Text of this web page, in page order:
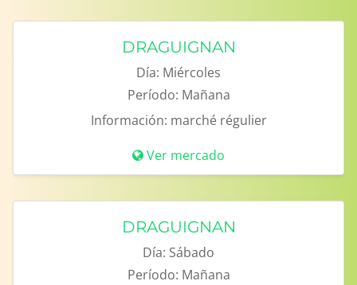
DRAGUIGNAN
Día: Miércoles
Período: Mañana
Información: marché régulier
Ver mercado
DRAGUIGNAN
Día: Sábado
Período: Mañana